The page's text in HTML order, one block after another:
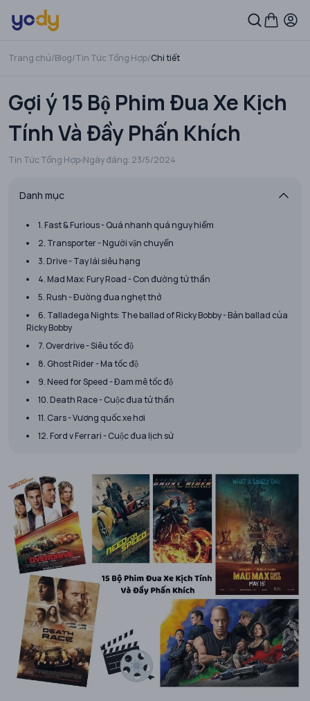
Trang chủ/Blog/Tin Tức Tổng Hợp/Chi tiết
Gợi ý 15 Bộ Phim Đua Xe Kịch
Tính Và Đầy Phấn Khích
Tin Tức Tổng Hợp Ngày đăng: 23/5/2024
Danh mục
1. Fast & Furious - Quá nhanh quá nguy hiểm
2. Transporter - Người vận chuyển
3. Drive - Tay lái siêu hạng
4. Mad Max: Fury Road - Con đường tử thần
5. Rush - Đường đua nghẹt thở
6. Talladega Nights: The ballad of Ricky Bobby - Bản ballad của
Ricky Bobby
7. Overdrive - Siêu tốc độ
8. Ghost Rider - Ma tốc độ
9. Need for Speed - Đam mê tốc độ
10. Death Race - Cuộc đua tử thần
11. Cars - Vương quốc xe hơi
12. Ford v Ferrari - Cuộc đua lịch sử